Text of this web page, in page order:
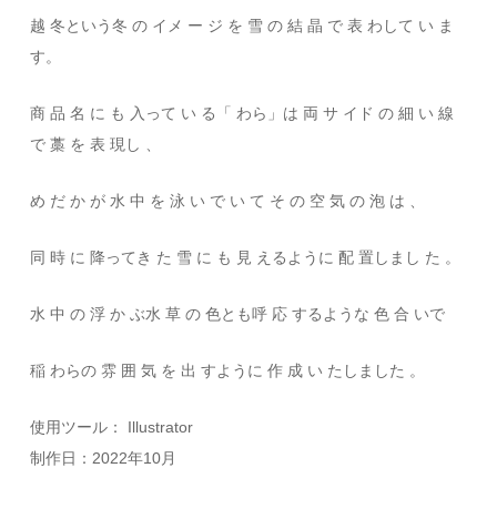
越 冬という冬 の イメ ー ジ を 雪 の 結 晶 で 表 わして い ま
す。
商 品 名 に も 入って い る「 わら」は 両 サ イド の 細 い 線
で 藁 を 表 現し 、
め だ か が 水 中 を 泳 い で い て そ の 空 気 の 泡 は 、
同 時 に 降ってき た 雪 に も 見 えるように 配 置しまし た 。
水 中 の 浮 か ぶ水 草 の 色とも呼 応 するような 色 合 いで
稲 わらの 雰 囲 気 を 出 すように 作 成 い たしました 。
使用ツール： Illustrator
制作日：2022年10月